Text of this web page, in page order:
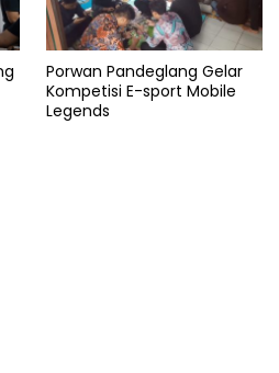
Porwan Pandeglang Gelar
Kompetisi E-sport Mobile
Legends